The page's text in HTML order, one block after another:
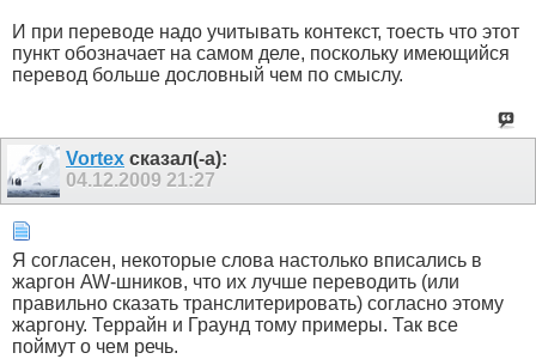
И при переводе надо учитывать контекст, тоесть что этот
пункт обозначает на самом деле, поскольку имеющийся
перевод больше дословный чем по смыслу.
Vortex сказал(-а):
04.12.2009 21:27
Я согласен, некоторые слова настолько вписались в
жаргон AW-шников, что их лучше переводить (или
правильно сказать транслитерировать) согласно этому
жаргону. Террайн и Граунд тому примеры. Так все
поймут о чем речь.